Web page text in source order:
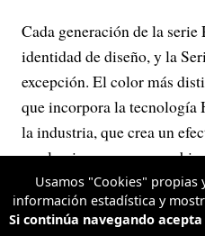
Cada generación de la
identidad de diseño, y la
excepción. El color más
que incorpora la tecnología
la industria, que crea un
en el universo y que
Gracias a millones de
luz en el espacio, el diseño
Usamos "Cookies"
información estadística y
Si continúa navegando acepta